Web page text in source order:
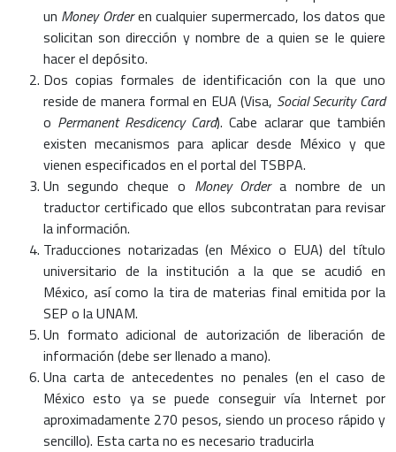
un Money Orderen cualquier supermercado, los datos que
solicitan son dirección y nombre de a quien se le quiere
hacer el depósito.
Dos copias formales de identificación con la que uno
reside de manera formal en EUA (Visa, Social Security Card
o Permanent Resdicency Card). Cabe aclarar que también
existen mecanismos para aplicar desde México y que
vienen especificados en el portal del TSBPA.
Un segundo cheque o Money Ordera nombre de un
traductor certificado que ellos subcontratan para revisar
la información.
Traducciones notarizadas (en México o EUA) del título
universitario de la institución a la que se acudió en
México, así como la tira de materias final emitida por la
SEP o la UNAM.
Un formato adicional de autorización de liberación de
información (debe ser llenado a mano).
Una carta de antecedentes no penales (en el caso de
México esto ya se puede conseguir vía Internet por
aproximadamente 270 pesos, siendo un proceso rápido y
sencillo). Esta carta no es necesario traducirla